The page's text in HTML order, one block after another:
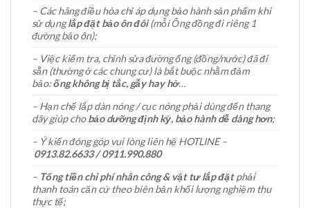
– Các hãng điều hòa chỉ áp dụng bảo hành sản phẩm khi
sử dụnglắp đặt bảo ôn đôi(mỗi Ống đồng đi riêng 1
đường bảo ôn);
– Việc kiểm tra, chỉnh sửa đường ống (đồng/nước) đã đi
sẵn (thường ở các chung cư) là bắt buộc nhằm đảm
bảo:ống không bị tắc, gẫy hay hở…
– Hạn chế lắp dàn nóng / cục nóng phải dùng đến thang
dây giúp chobảo dưỡng định kỳ, bảo hành dễ dàng hơn;
– Ý kiến đóng góp vui lòng liên hệ HOTLINE –
0913.82.6633 / 0911.990.880
– Tổng tiền chi phí nhân công & vật tư lắp đặtphải
thanh toán căn cứ theo biên bản khối lượng nghiệm thu
thực tế;